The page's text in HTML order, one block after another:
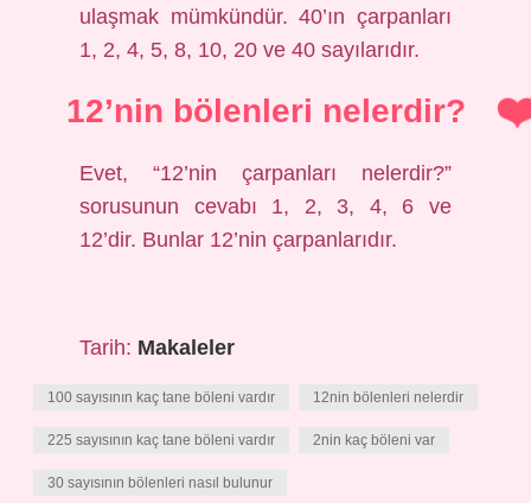
ulaşmak mümkündür. 40’ın çarpanları
1, 2, 4, 5, 8, 10, 20 ve 40 sayılarıdır.
12’nin bölenleri nelerdir?
Evet, “12’nin çarpanları nelerdir?”
sorusunun cevabı 1, 2, 3, 4, 6 ve
12’dir. Bunlar 12’nin çarpanlarıdır.
Tarih: Makaleler
100 sayısının kaç tane böleni vardır 12nin bölenleri nelerdir
225 sayısının kaç tane böleni vardır 2nin kaç böleni var
30 sayısının bölenleri nasıl bulunur